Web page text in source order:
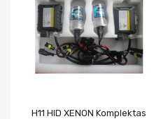
H11 HID XENON Komplektas